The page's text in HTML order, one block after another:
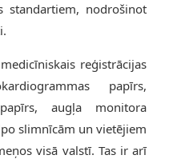
standartiem, nodrošinot
reģistrācijas
papīrs,
papīrs, augļa monitora
slimnīcām un vietējiem
visā valstī. Tas ir arī